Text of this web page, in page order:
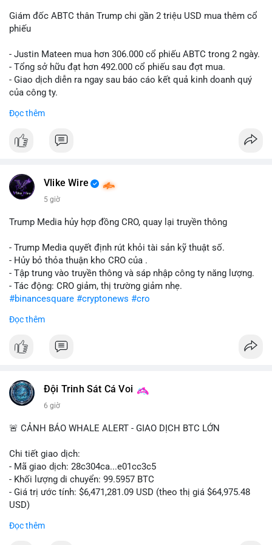
Giám đốc ABTC thân Trump chi gần 2 triệu USD mua thêm cổ
phiếu
- Justin Mateen mua hơn 306.000 cổ phiếu ABTC trong 2 ngày.
- Tổng sở hữu đạt hơn 492.000 cổ phiếu sau đợt mua.
- Giao dịch diễn ra ngay sau báo cáo kết quả kinh doanh quý
của công ty.
#abtc #cryptonews
$btc $eth
📰 Nguồn: CoinDesk
Đọc thêm
Vlike Wire
5 giờ
Trump Media hủy hợp đồng CRO, quay lại truyền thông
- Trump Media quyết định rút khỏi tài sản kỹ thuật số.
- Hủy bỏ thỏa thuận kho CRO của .
- Tập trung vào truyền thông và sáp nhập công ty năng lượng.
- Tác động: CRO giảm, thị trường giảm nhẹ.
#binancesquare #cryptonews #cro
$cro
#vlikevn #titanbot
Đọc thêm
Đội Trinh Sát Cá Voi
6 giờ
🚨 CẢNH BÁO WHALE ALERT - GIAO DỊCH BTC LỚN
Chi tiết giao dịch:
- Mã giao dịch: 28c304ca...e01cc3c5
- Khối lượng di chuyển: 99.5957 BTC
- Giá trị ước tính: $6,471,281.09 USD (theo thị giá $64,975.48
USD)
Đọc thêm